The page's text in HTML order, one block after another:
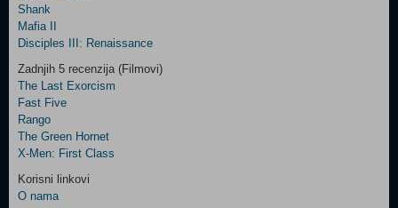
Control
Field
Three
Shank
Mafia II
Disciples III: Renaissance
Zadnjih 5 recenzija (Filmovi)
The Last Exorcism
Fast Five
Rango
The Green Hornet
X-Men: First Class
Korisni linkovi
O nama